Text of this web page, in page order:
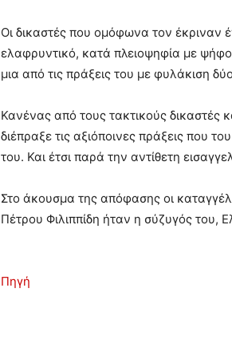
Οι δικαστές που ομόφωνα τον
ελαφρυντικό, κατά πλειοψηφία με
μια από τις πράξεις του με φυλάκιση
Κανένας από τους τακτικούς δικαστές
διέπραξε τις αξιόποινες πράξεις που
του. Και έτσι παρά την αντίθετη
Στο άκουσμα της απόφασης οι
Πέτρου Φιλιππίδη ήταν η σύζυγός του,
Πηγή